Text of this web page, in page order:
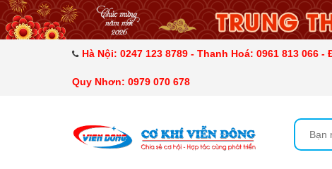
Hà Nội: 0247 123 8789 - Thanh Hoá: 0961 813 066
Quy Nhơn: 0979 070 678
DANH MỤC SẢN PHẨM
MÁY ÉP MÍA TẠO BỌT
MÁY RỬA BÁT SIÊU ÂM